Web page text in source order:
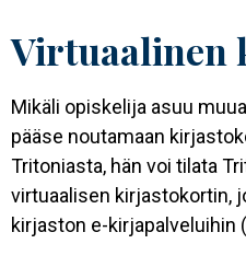
Virtuaalinen
Mikäli opiskelija asuu
pääse noutamaan
Tritoniasta, hän voi tilata
virtuaalisen kirjastokortin,
kirjaston e-kirjapalveluihin